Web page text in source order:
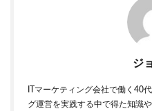
ジ
ITマーケティング会社で働く40
グ運営を実践する中で得た知識